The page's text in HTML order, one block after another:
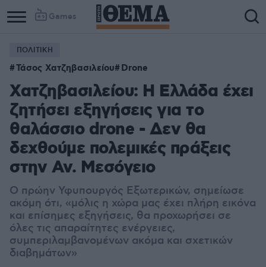
Games
ΠΟΛΙΤΙΚΗ
Τάσος Χατζηβασιλείου Drone
Χατζηβασιλείου: Η Ελλάδα έχει
ζητήσει εξηγήσεις για το
θαλάσσιο drone - Δεν θα
δεχθούμε πολεμικές πράξεις
στην Αν. Μεσόγειο
Ο πρώην Υφυπουργός Εξωτερικών, σημείωσε
ακόμη ότι, «μόλις η χώρα μας έχει πλήρη εικόνα
και επίσημες εξηγήσεις, θα προχωρήσει σε
όλες τις απαραίτητες ενέργειες,
συμπεριλαμβανομένων ακόμα και σχετικών
διαβημάτων»